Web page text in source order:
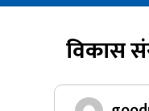
विकास